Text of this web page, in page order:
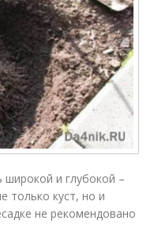
и глубокой –
только куст, но и
не рекомендовано